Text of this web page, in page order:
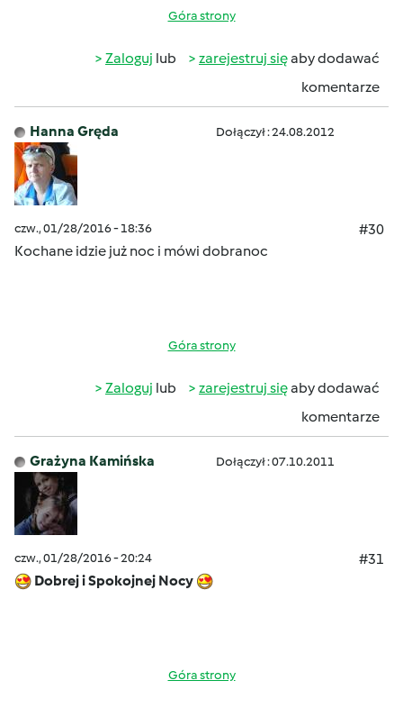
Góra strony
Zaloguj lub zarejestruj sięaby dodawać
komentarze
Hanna Gręda Dołączył : 24.08.2012
czw., 01/28/2016 - 18:36
#30
Kochane idzie już noc i mówi dobranoc
Góra strony
Zaloguj lub zarejestruj sięaby dodawać
komentarze
Grażyna Kamińska Dołączył : 07.10.2011
czw., 01/28/2016 - 20:24
#31
Dobrej i Spokojnej Nocy
Góra strony